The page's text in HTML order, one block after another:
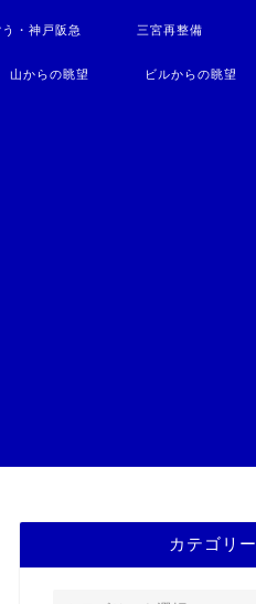
う・神戸阪急 三宮再整備
山からの眺望 ビルからの眺望
カテゴリー